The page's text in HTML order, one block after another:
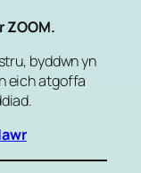
ZOOM.
byddwn yn
eich atgoffa